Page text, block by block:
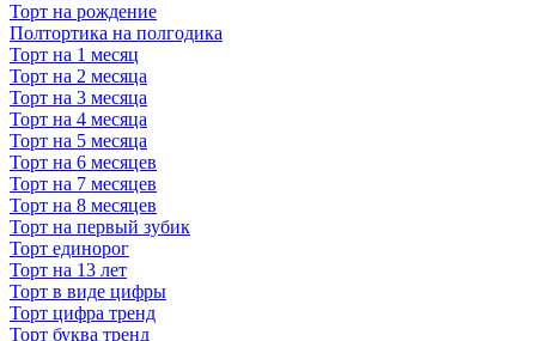
Торт на рождение
Полтортика на полгодика
Торт на 1 месяц
Торт на 2 месяца
Торт на 3 месяца
Торт на 4 месяца
Торт на 5 месяца
Торт на 6 месяцев
Торт на 7 месяцев
Торт на 8 месяцев
Торт на первый зубик
Торт единорог
Торт на 13 лет
Торт в виде цифры
Торт цифра тренд
Торт буква тренд